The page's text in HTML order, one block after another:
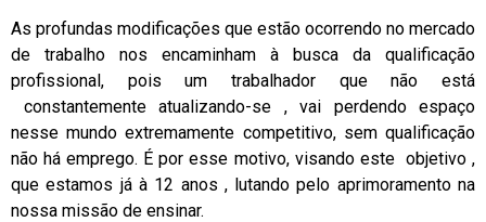
As profundas modificações que estão ocorrendo no mercado
de trabalho nos encaminham à busca da qualificação
profissional, pois um trabalhador que não está
constantemente atualizando-se , vai perdendo espaço
nesse mundo extremamente competitivo, sem qualificação
não há emprego. É por esse motivo, visando este objetivo ,
que estamos já à 12 anos , lutando pelo aprimoramento na
nossa missão de ensinar.